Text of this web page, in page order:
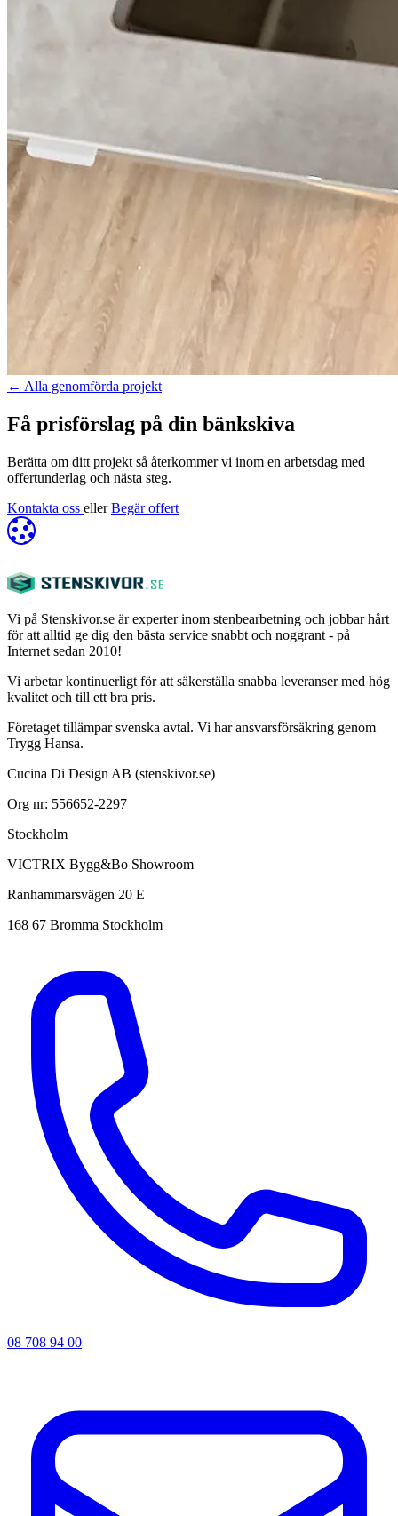
← Alla genomförda projekt
Få prisförslag på din bänkskiva
Berätta om ditt projekt så återkommer vi inom en arbetsdag med
offertunderlag och nästa steg.
Kontakta oss eller Begär offert
Vi på Stenskivor.se är experter inom stenbearbetning och jobbar hårt
för att alltid ge dig den bästa service snabbt och noggrant - på
Internet sedan 2010!
Vi arbetar kontinuerligt för att säkerställa snabba leveranser med hög
kvalitet och till ett bra pris.
Företaget tillämpar svenska avtal. Vi har ansvarsförsäkring genom
Trygg Hansa.
Cucina Di Design AB (stenskivor.se)
Org nr: 556652-2297
Stockholm
VICTRIX Bygg&Bo Showroom
Ranhammarsvägen 20 E
168 67 Bromma Stockholm
08 708 94 00